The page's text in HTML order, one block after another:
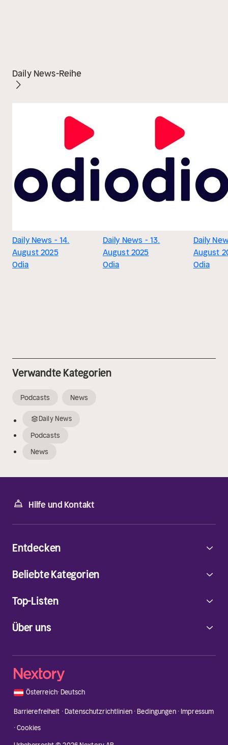
Daily News-Reihe
Daily News - 14.
August 2025
Odia
Daily News - 13.
August 2025
Odia
Daily
August
Odia
Verwandte Kategorien
Podcasts News
Daily News
Podcasts
News
Hilfe und Kontakt
Über uns
Entdecken
Beliebte Kategorien
Top-Listen
🇦🇹 Österreich·Deutsch
Barrierefreiheit ·Datenschutzrichtlinien·Bedingungen· Impressum
·Cookies